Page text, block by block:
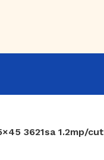
3621sa 1.2mp/cut